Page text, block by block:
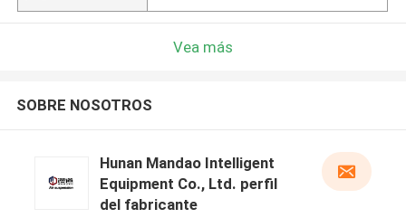
Vea más
SOBRE NOSOTROS
Hunan Mandao Intelligent
Equipment Co., Ltd. perfil
del fabricante